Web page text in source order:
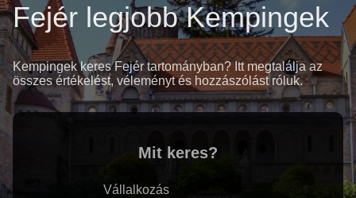
Fejér legjobb Kempingek
Kempingek keres Fejér tartományban? Itt megtalálja az
összes értékelést, véleményt és hozzászólást róluk.
Mit keres?
Vállalkozás